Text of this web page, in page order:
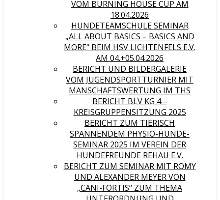
VOM BURNING HOUSE CUP AM
18.04.2026
HUNDETEAMSCHULE SEMINAR
„ALL ABOUT BASICS – BASICS AND
MORE“ BEIM HSV LICHTENFELS E.V.
AM 04.+05.04.2026
BERICHT UND BILDERGALERIE
VOM JUGENDSPORTTURNIER MIT
MANSCHAFTSWERTUNG IM THS
BERICHT BLV KG 4 –
KREISGRUPPENSITZUNG 2025
BERICHT ZUM TIERISCH
SPANNENDEM PHYSIO-HUNDE-
SEMINAR 2025 IM VEREIN DER
HUNDEFREUNDE REHAU E.V.
BERICHT ZUM SEMINAR MIT ROMY
UND ALEXANDER MEYER VON
„CANI-FORTIS“ ZUM THEMA